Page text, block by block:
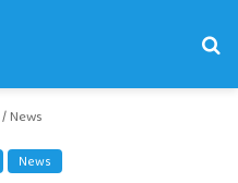
/News
News